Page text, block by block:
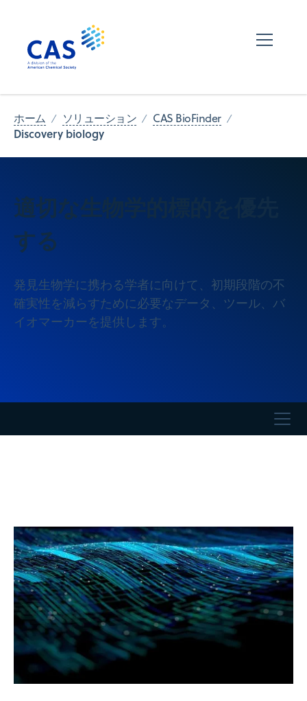
ホーム ソリューション CAS BioFinder
Discovery biology
適切な生物学的標的を優先
する
発見生物学に携わる学者に向けて、初期段階の不
確実性を減らすために必要なデータ、ツール、バ
イオマーカーを提供します。